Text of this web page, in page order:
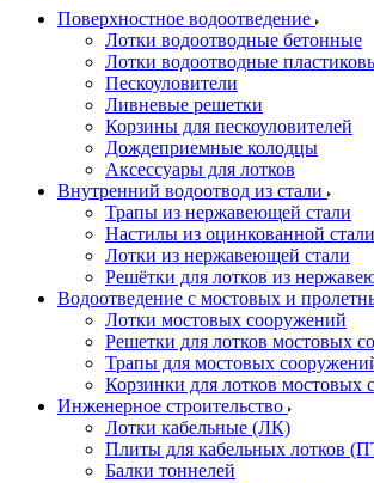
Поверхностное водоотведение
Лотки водоотводные бетонные
Лотки водоотводные
Пескоуловители
Ливневые решетки
Корзины для пескоуловителей
Дождеприемные колодцы
Аксессуары для лотков
Внутренний водоотвод из стали
Трапы из нержавеющей стали
Настилы из оцинкованной
Лотки из нержавеющей стали
Решётки для лотков из
Водоотведение с мостовых и
Лотки мостовых сооружений
Решетки для лотков мостовых
Трапы для мостовых
Корзинки для лотков мостовых
Инженерное строительство
Лотки кабельные (ЛК)
Плиты для кабельных лотков
Балки тоннелей